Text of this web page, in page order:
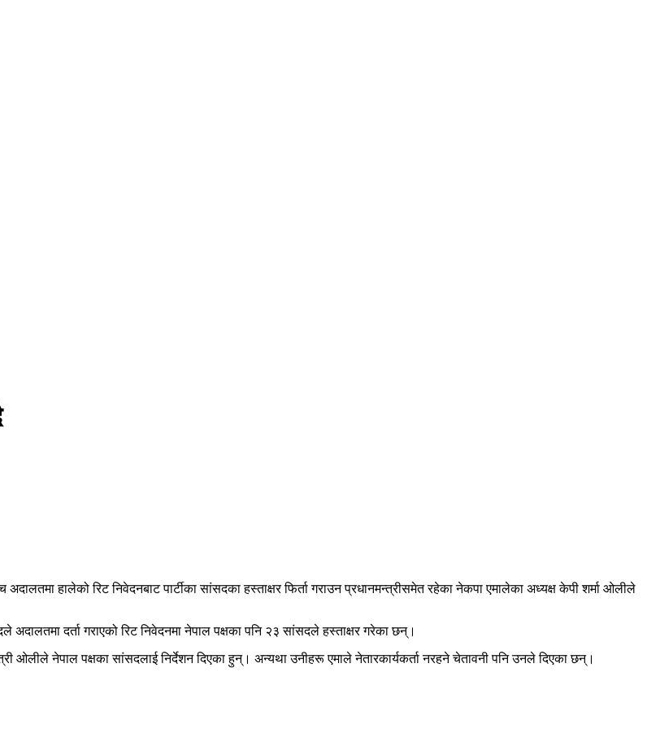
हालेको रिट निवेदनबाट पार्टीका सांसदका हस्ताक्षर फिर्ता गराउन प्रधानमन्त्रीसमेत रहेका नेकपा एमालेका अध्यक्ष केपी शर्मा ओलीले
अदालतमा दर्ता गराएको रिट निवेदनमा नेपाल पक्षका पनि २३ सांसदले हस्ताक्षर गरेका छन्।
ओलीले नेपाल पक्षका सांसदलाई निर्देशन दिएका हुन्। अन्यथा उनीहरू एमाले नेतारकार्यकर्ता नरहने चेतावनी पनि उनले दिएका छन्।